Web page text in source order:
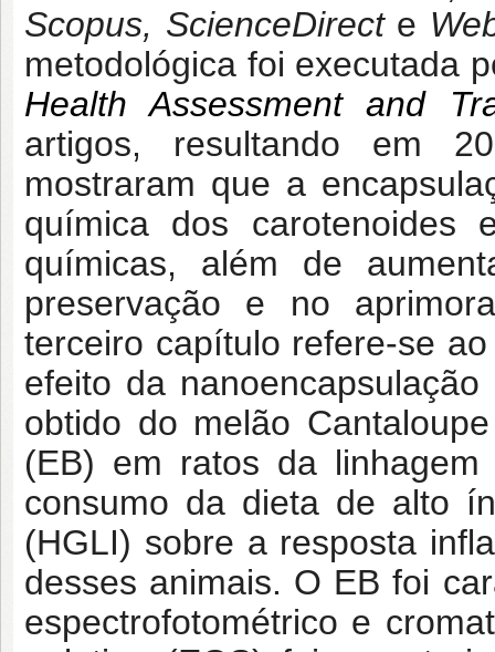
Scopus, ScienceDirecte
metodológica foi executada
Health Assessment and
artigos, resultando em
mostraram que a
química dos carotenoides
químicas, além de
preservação e no
terceiro capítulo refere-se
efeito da
obtido do melão
(EB) em ratos da
consumo da dieta de alto
(HGLI) sobre a resposta
desses animais. O EB foi
espectrofotométrico e